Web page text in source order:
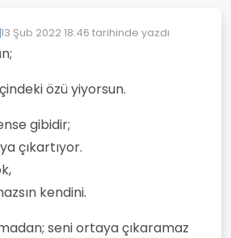
13 Şub 2022 18:46 tarihinde yazdı
Son düzenleyen:
özü yiyorsun.
gibidir;
çıkartıyor.
kendini.
seni ortaya çıkaramaz